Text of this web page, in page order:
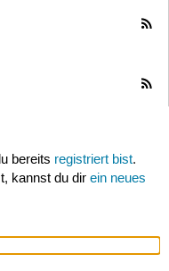
bereits registriert bist.
kannst du dir ein neues